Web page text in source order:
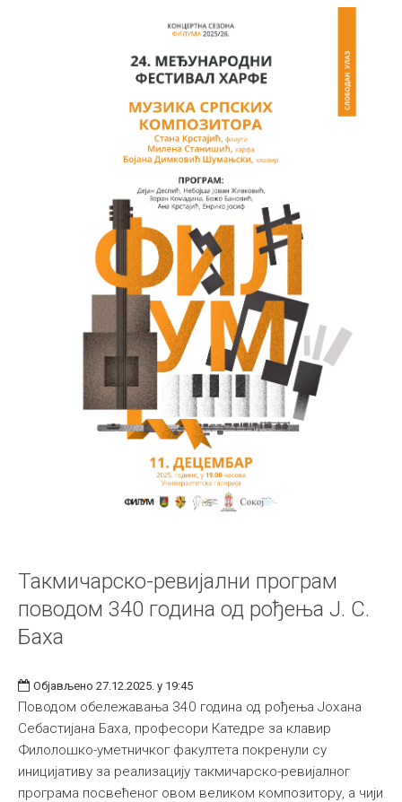
Такмичарско-ревијални програм
поводом 340 година од рођења Ј. С.
Баха
Објављено 27.12.2025. у 19:45
Поводом обележавања 340 година од рођења Јохана
Себастијана Баха, професори Катедре за клавир
Филолошко-уметничког факултета покренули су
иницијативу за реализацију такмичарско-ревијалног
програма посвећеног овом великом композитору, а чији